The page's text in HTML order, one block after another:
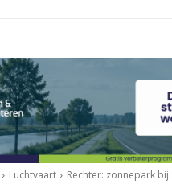
Luchtvaart Rechter: zonnepark